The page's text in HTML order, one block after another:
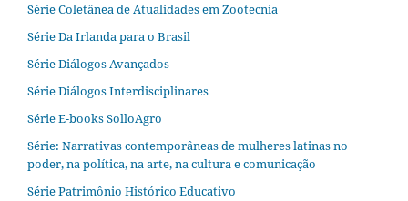
Série Coletânea de Atualidades em Zootecnia
Série Da Irlanda para o Brasil
Série Diálogos Avançados
Série Diálogos Interdisciplinares
Série E-books SolloAgro
Série: Narrativas contemporâneas de mulheres latinas no
poder, na política, na arte, na cultura e comunicação
Série Patrimônio Histórico Educativo